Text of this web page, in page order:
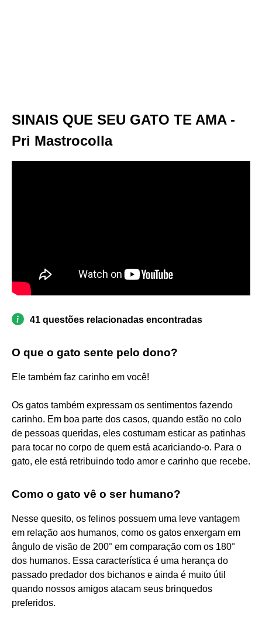
SINAIS QUE SEU GATO TE AMA -
Pri Mastrocolla
41 questões relacionadas encontradas
O que o gato sente pelo dono?
Ele também faz carinho em você!
Os gatos também expressam os sentimentos fazendo
carinho. Em boa parte dos casos, quando estão no colo
de pessoas queridas, eles costumam esticar as patinhas
para tocar no corpo de quem está acariciando-o. Para o
gato, ele está retribuindo todo amor e carinho que recebe.
Como o gato vê o ser humano?
Nesse quesito, os felinos possuem uma leve vantagem
em relação aos humanos, como os gatos enxergam em
ângulo de visão de 200° em comparação com os 180°
dos humanos. Essa característica é uma herança do
passado predador dos bichanos e ainda é muito útil
quando nossos amigos atacam seus brinquedos
preferidos.